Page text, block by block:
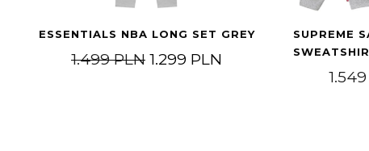
ESSENTIALS NBA LONG SET GREY
1.499PLN Pierwotna cena wynosiła:
1.299 PLN Aktualna cena
SUPREME
1.549